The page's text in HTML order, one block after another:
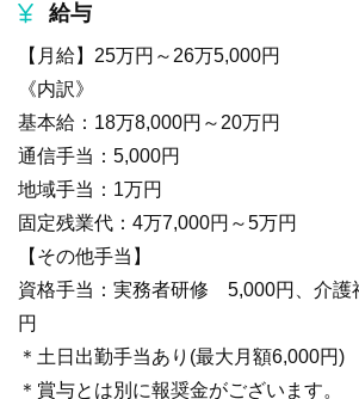
給与
【月給】25万円～26万5,000円
《内訳》
基本給：18万8,000円～20万円
通信手当：5,000円
地域手当：1万円
固定残業代：4万7,000円～5万円
【その他手当】
資格手当：実務者研修 5,000円、介護
円
＊土日出勤手当あり(最大月額6,000円)
＊賞与とは別に報奨金がございます。